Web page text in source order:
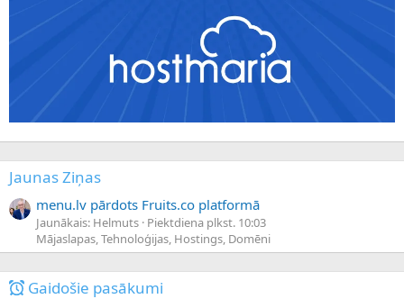
Jaunas Ziņas
menu.lv pārdots Fruits.co platformā
Jaunākais: Helmuts Piektdiena plkst. 10:03
Mājaslapas, Tehnoloģijas, Hostings, Domēni
Gaidošie pasākumi